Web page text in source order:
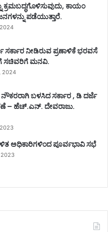
ಕ್ರಮಬದ್ಧಗೊಳಿಸುವುದು, ಕಾಯಂ
ಪಡೆಯುತ್ತಾರೆ.
ಸರ್ಕಾರ ನೀಡಿರುವ ಪ್ರಣಾಳಿಕೆ ಭರವಸೆ
ಸಚಿವರಿಗೆ ಮನವಿ.
2024
ನೌಕರರಾಗಿ ಬಳಸಿದ ಸರ್ಕಾರ , ಡಿ ದರ್ಜೆ
– ಹೆಚ್.ಎನ್. ದೇವರಾಜು.
ಅಧಿಕಾರಿಗಳಿಂದ ಪೂರ್ವಭಾವಿ ಸಭೆ